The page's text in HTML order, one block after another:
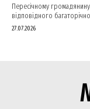
Пересічному
відповідного
27.07.2026